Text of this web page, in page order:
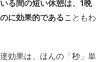
る間の短い休憩は、1晩
に効果的であることもわ
効果は、ほんの「秒」単